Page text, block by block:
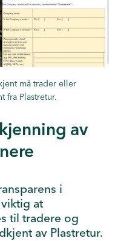
må trader eller
fra Plastretur.
av
i
at
til tradere og
av Plastretur.